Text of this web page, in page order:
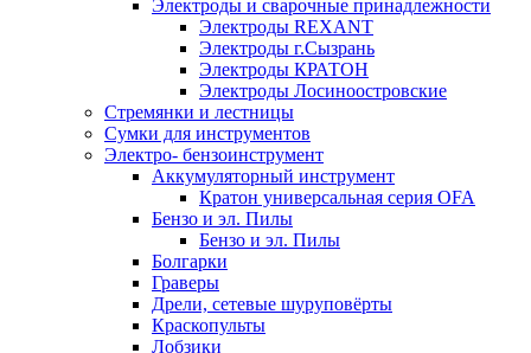
Электроды и сварочные принадлежности
Электроды REXANT
Электроды г.Сызрань
Электроды КРАТОН
Электроды Лосиноостровские
Стремянки и лестницы
Сумки для инструментов
Электро- бензоинструмент
Аккумуляторный инструмент
Кратон универсальная серия OFA
Бензо и эл. Пилы
Бензо и эл. Пилы
Болгарки
Граверы
Дрели, сетевые шуруповёрты
Краскопульты
Лобзики